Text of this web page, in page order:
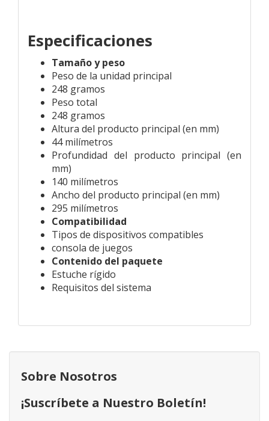
Especificaciones
Tamaño y peso
Peso de la unidad principal
248 gramos
Peso total
248 gramos
Altura del producto principal (en mm)
44 milímetros
Profundidad del producto principal (en
mm)
140 milímetros
Ancho del producto principal (en mm)
295 milímetros
Compatibilidad
Tipos de dispositivos compatibles
consola de juegos
Contenido del paquete
Estuche rígido
Requisitos del sistema
Sobre Nosotros
¡Suscríbete a Nuestro Boletín!